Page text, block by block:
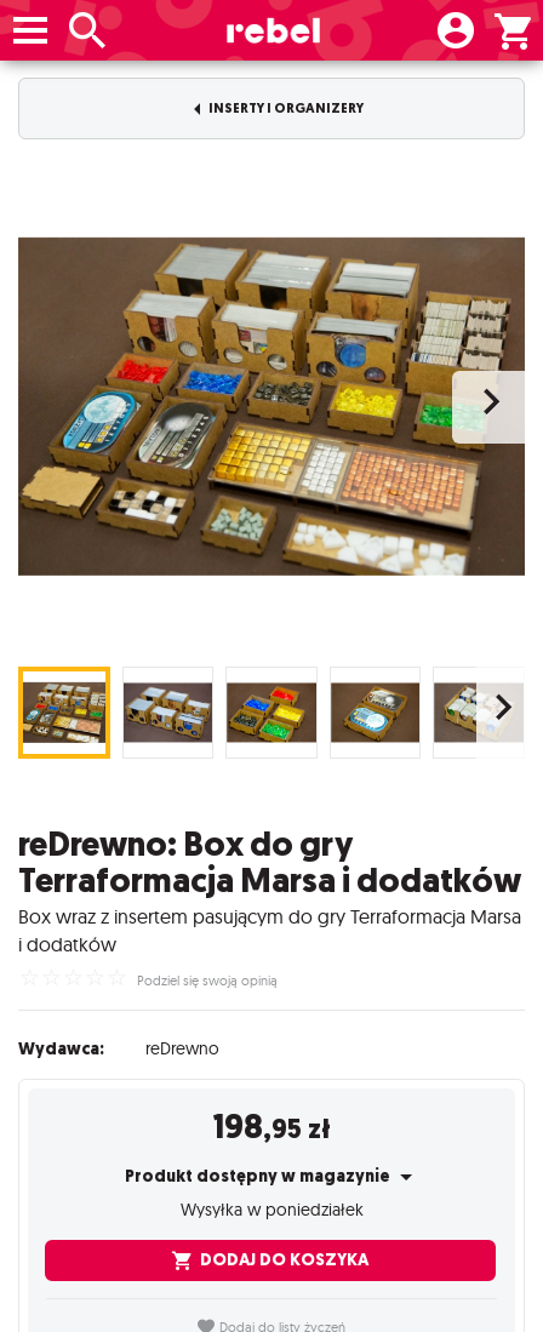
INSERTY I ORGANIZERY
reDrewno: Box do gry
Terraformacja Marsa i dodatków
Box wraz z insertem pasującym do gry Terraformacja Marsa
i dodatków
Podziel się swoją opinią
Wydawca: reDrewno
198,95 zł
Produkt dostępny w magazynie
Wysyłka w poniedziałek
DODAJ DO KOSZYKA
Dodaj do listy życzeń